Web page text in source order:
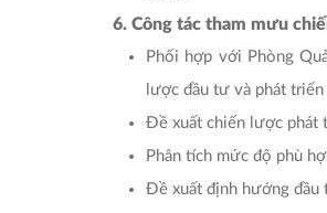
6. Công tác tham mưu
Phối hợp với Phòng
lược đầu tư và phát
Đề xuất chiến lược phát
Phân tích mức độ phù
Đề xuất định hướng đầu